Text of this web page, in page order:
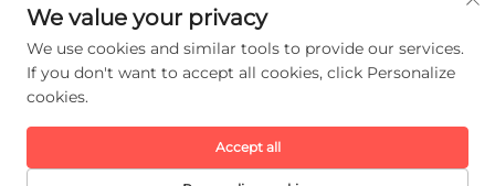
โทร:+86-137 6186 0079
อีเมล:[email protected]
นโยบายความเป็นส่วนตัว
We value your privacy
We use cookies and similar tools to provide our services.
If you don't want to accept all cookies, click Personalize
cookies.
Accept all